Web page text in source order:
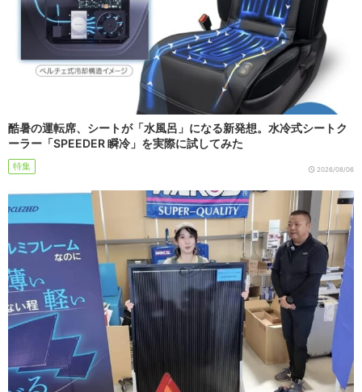
酷暑の運転席、シートが「水風呂」になる新発想。水冷式シートク
ーラー「SPEEDER 瞬冷」を実際に試してみた
特集 2026/08/06